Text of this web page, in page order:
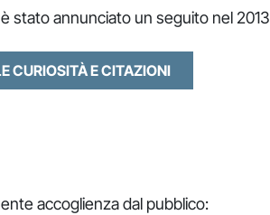
stato annunciato un seguito nel
CURIOSITÀ E CITAZIONI
accoglienza dal pubblico: